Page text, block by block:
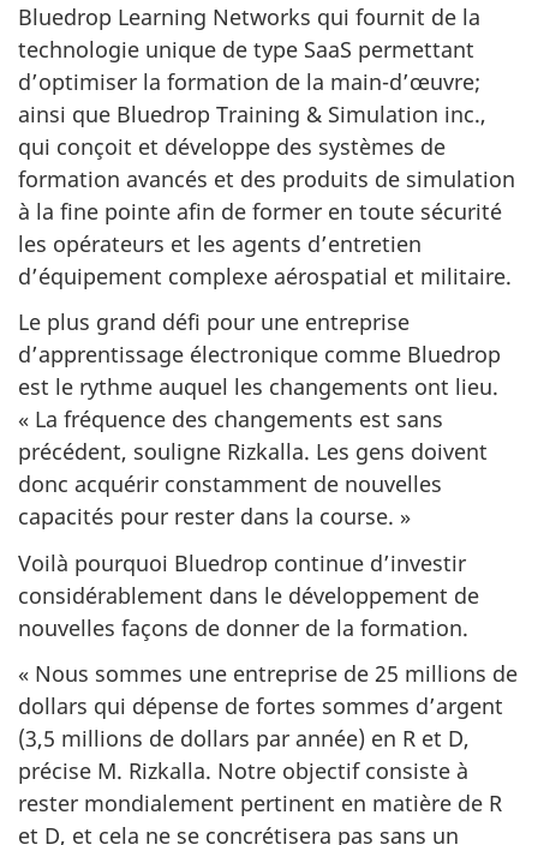
Bluedrop Learning Networks qui fournit de la
technologie unique de type SaaS permettant
d’optimiser la formation de la main-d’œuvre;
ainsi que Bluedrop Training & Simulation inc.,
qui conçoit et développe des systèmes de
formation avancés et des produits de simulation
à la fine pointe afin de former en toute sécurité
les opérateurs et les agents d’entretien
d’équipement complexe aérospatial et militaire.
Le plus grand défi pour une entreprise
d’apprentissage électronique comme Bluedrop
est le rythme auquel les changements ont lieu.
« La fréquence des changements est sans
précédent, souligne Rizkalla. Les gens doivent
donc acquérir constamment de nouvelles
capacités pour rester dans la course. »
Voilà pourquoi Bluedrop continue d’investir
considérablement dans le développement de
nouvelles façons de donner de la formation.
« Nous sommes une entreprise de 25 millions de
dollars qui dépense de fortes sommes d’argent
(3,5 millions de dollars par année) en R et D,
précise M. Rizkalla. Notre objectif consiste à
rester mondialement pertinent en matière de R
et D, et cela ne se concrétisera pas sans un